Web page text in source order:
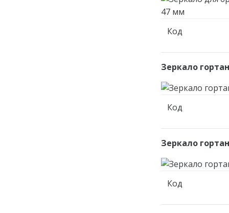
Код
Зеркало
Код
Зеркало
Код